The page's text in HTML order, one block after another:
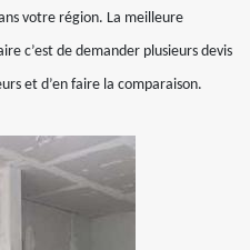
votre région. La meilleure
c’est de demander plusieurs devis
et d’en faire la comparaison.